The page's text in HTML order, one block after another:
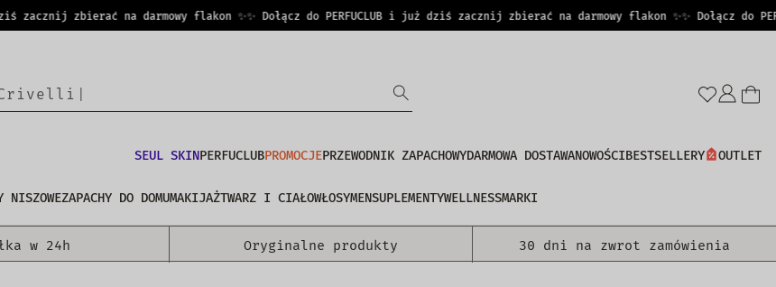
zacznij zbierać na darmowy flakon ✨✨ Dołącz do PERFUCLUB i już dziś zacznij zbierać na darmowy flakon ✨✨ Dołącz do
SEUL SKINPERFUCLUBPROMOCJEPRZEWODNIK ZAPACHOWYDARMOWA DOSTAWANOWOŚCIBESTSELLERY OUTLET
NISZOWEZAPACHY DO DOMUMAKIJAŻTWARZ I CIAŁOWŁOSYMENSUPLEMENTYWELLNESSMARKI
w 24h Oryginalne produkty 30 dni na zwrot zamówienia